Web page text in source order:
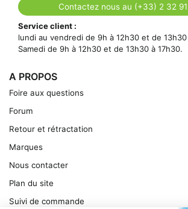
Contactez nous au (+33) 2 32
Service client :
lundi au vendredi de 9h à 12h30 et de 13h30
Samedi de 9h à 12h30 et de 13h30 à 17h30.
A PROPOS
Foire aux questions
Forum
Retour et rétractation
Marques
Nous contacter
Plan du site
Suivi de commande